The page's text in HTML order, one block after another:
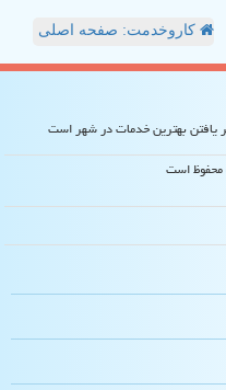
کاروخدمت: صفحه اصلی
یافتن بهترین خدمات در شهر است